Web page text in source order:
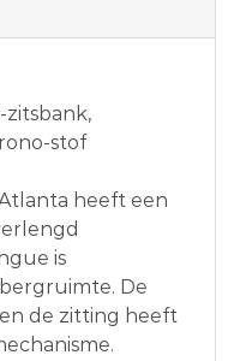
zitsbank,
stof
heeft een
is
De
de zitting heeft